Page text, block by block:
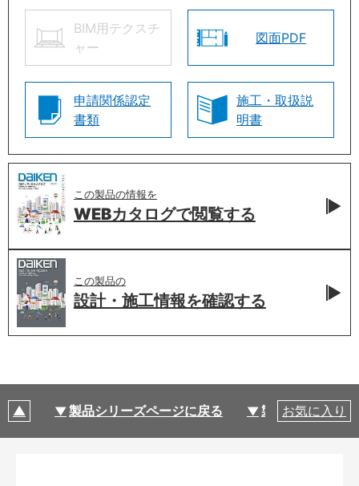
BIM用テクスチ
ャー
図面PDF
申請関係認定
書類
施工・取扱説
明書
この製品の情報を
WEBカタログで閲覧する
この製品の
設計・施工情報を確認する
製品シリーズページに戻る 製品仕様
お気に入り